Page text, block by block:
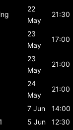
22
May
21:30
23
May
17:00
23
May
21:00
24
May
21:00
7 Jun
14:00
5 Jun
12:30